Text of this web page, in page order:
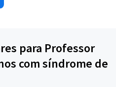
para Professor
com síndrome de